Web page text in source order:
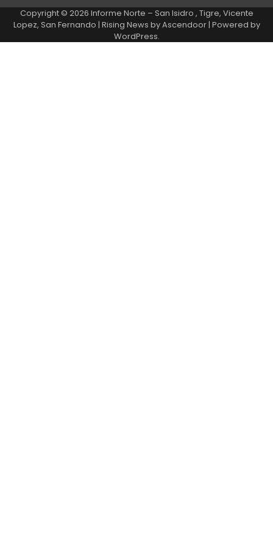
Copyright © 2026 Informe Norte – San Isidro , Tigre, Vicente
Lopez, San Fernando | Rising News byAscendoor| Powered by
WordPress.